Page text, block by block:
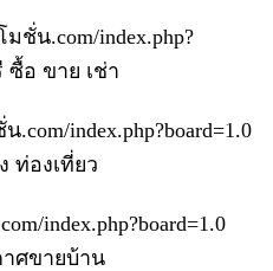
ชั่น.com/index.php?
ซื้อ ขาย เช่า
index.php?board=1.0
ท่องเที่ยว
index.php?board=1.0
ศขายบ้าน